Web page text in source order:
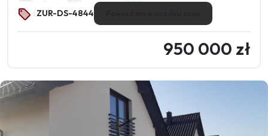
ZUR-DS-4844
950 000 zł